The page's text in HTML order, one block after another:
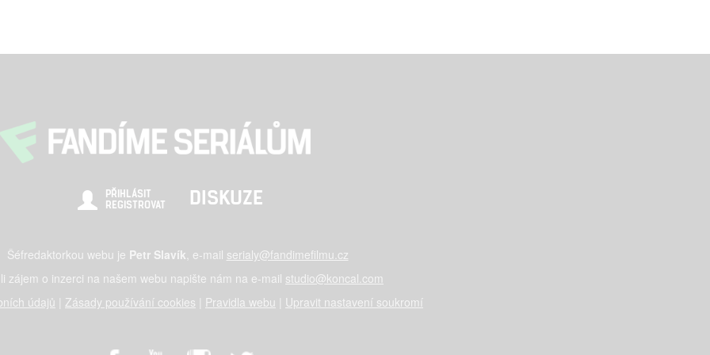
PŘIHLÁSIT
REGISTROVAT
DISKUZE
Šéfredaktorkou webu je Petr Slavík , e-mail serialy@fandimefilmu.cz
zájem o inzerci na našem webu napište nám na e-mail studio@koncal.com
údajů
Zásady používání cookies Pravidla webu Upravit nastavení soukromí